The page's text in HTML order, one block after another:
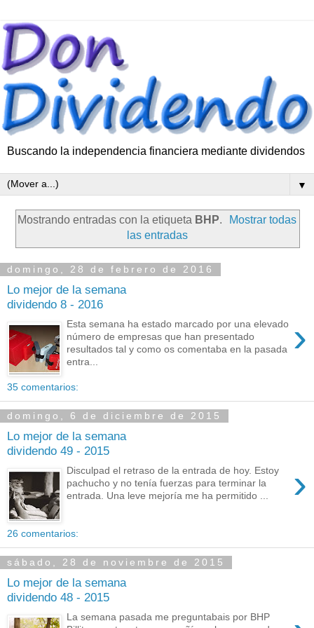
Buscando la independencia financiera mediante dividendos
▼
Mostrando entradas con la etiqueta BHP.
Mostrar todas
las entradas
domingo, 28 de febrero de 2016
Lo mejor de la semana
dividendo 8 - 2016
›
Esta semana ha estado marcado por una elevado
número de empresas que han presentado
resultados tal y como os comentaba en la pasada
entra...
35 comentarios:
domingo, 6 de diciembre de 2015
Lo mejor de la semana
dividendo 49 - 2015
›
Disculpad el retraso de la entrada de hoy. Estoy
pachucho y no tenía fuerzas para terminar la
entrada. Una leve mejoría me ha permitido ...
26 comentarios:
sábado, 28 de noviembre de 2015
Lo mejor de la semana
dividendo 48 - 2015
La semana pasada me preguntabais por BHP